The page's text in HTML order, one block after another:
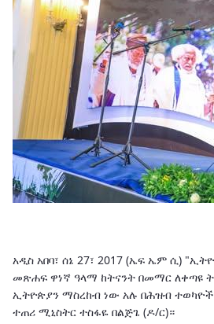
አዲስ አበባ፣ ሰኔ 27፣ 2017 (ኤፍ ኤም ሲ)
መጽሐፍ ዋነኛ ዓላማ ከትናንት በመማር ለቀጣዩ
ኢትዮጵያን ማስረከብ ነው አሉ በሕዝብ
ተጠሪ ሚኒስትር ተስፋዬ በልጅጌ (ዶ/ር)።